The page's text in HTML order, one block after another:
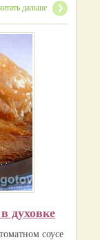
дальше
духовке
соусе